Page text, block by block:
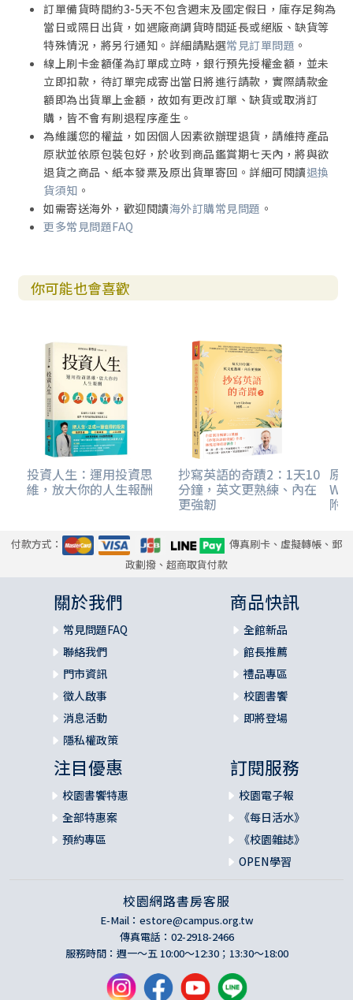
從今而後，工作上的「報酬」與目的請以工作本身有意義、
做起來很有意思為主。
抱持著能樂在其中的心態享受工作。
倘若從事的是人命關天的工作，以「遊戲」形容或許太輕
浮。然而無論是何種工作，從事的心態都應當一樣：「因為
想做，所以正在做」。
工作這種遊戲是藉由貢獻他人，帶給別人笑容來收集報酬。
對方越是因此高興，能收集到的報酬越多，同時促進自己成
長，獲得信賴，累積幸福，生活更加輕鬆愉快。
這項「遊戲」之所以有趣在於以下四項原因：
•無法輕鬆過關，所以有趣。
•透過遊戲持續成長升級，所以有趣。
組吧！
要是能因此獲得年輕一輩的認同，覺得「這位長輩生活好像
很有意思，真好」不是很棒嗎？
五十歲之後的生活方式「以自己為優先」我所提倡的「以自
己為優先」不是恣意妄為，而是擺脫公司與家庭的束縛，在
社會當中尋找「以個人身分能做到什麼？」
我們在十、二十多歲時，實在還不清楚自己「想做什麼」、
儘管腦中多次浮現「我現在這樣真的好嗎？」然而一旦搭上
隨著列車搖晃，在途中成家立業—— 要是借了房貸或車貸，便
然而即便如此，我們還是有機會離開人生的既定軌道，像孩
子般雀躍邁向冒險之旅，遵循好奇心前進，持續鑽研。感受
自己對社會有所貢獻，受到周遭幫助，人際網絡想必會變得
更為緊密。
訂單備貨時間約3-5天不包含週末及國定假日，庫存足夠為
當日或隔日出貨，如遇廠商調貨時間延長或絕版、缺貨等
特殊情況，將另行通知。詳細請點選常見訂單問題 。
線上刷卡金額僅為訂單成立時，銀行預先授權金額，並未
立即扣款，待訂單完成寄出當日將進行請款，實際請款金
額即為出貨單上金額，故如有更改訂單、缺貨或取消訂
購，皆不會有刷退程序產生。
為維護您的權益，如因個人因素欲辦理退貨，請維持產品
原狀並依原包裝包好，於收到商品鑑賞期七天內，將與欲
退貨之商品、紙本發票及原出貨單寄回。詳細可閱讀退換
貨須知 。
如需寄送海外，歡迎閱讀海外訂購常見問題 。
更多常見問題FAQ
你可能也會喜歡
投資人生：運用投資思
維，放大你的人生報酬
抄寫英語的奇蹟2：1天10
分鐘，英文更熟練、內在
更強韌
原
附
付款方式：
傳真刷卡、虛擬轉帳、郵
政劃撥、超商取貨付款
關於我們
常見問題FAQ
聯絡我們
門市資訊
徵人啟事
消息活動
隱私權政策
商品快訊
全館新品
館長推薦
禮品專區
校園書饗
即將登場
注目優惠
校園書饗特惠
全部特惠案
預約專區
訂閱服務
校園電子報
《每日活水》
《校園雜誌》
OPEN學習
校園網路書房客服
E-Mail： estore@campus.org.tw
傳真電話：02-2918-2466
服務時間：週一～五 10:00～12:30；13:30～18:00